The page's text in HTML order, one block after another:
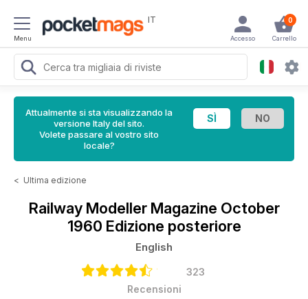
Menu
IT 0
Carrello
Accesso
Attualmente si sta visualizzando la
versione Italy del sito.
Volete passare al vostro sito
locale?
< Ultima edizione
Railway Modeller Magazine October
1960 Edizione posteriore
English
323
Recensioni